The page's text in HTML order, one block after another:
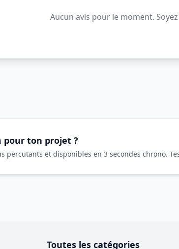
Aucun avis pour le moment.
pour ton projet ?
percutants et disponibles en 3 secondes chrono.
Toutes les catégories